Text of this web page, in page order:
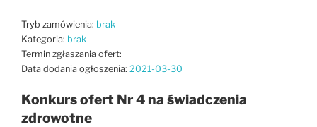
Tryb zamówienia: brak
Kategoria: brak
Termin zgłaszania ofert:
Data dodania ogłoszenia: 2021-03-30
Konkurs ofert Nr 4 na świadczenia
zdrowotne